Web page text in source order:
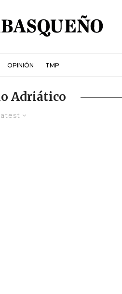
OPINIÓN TMP
Adriático